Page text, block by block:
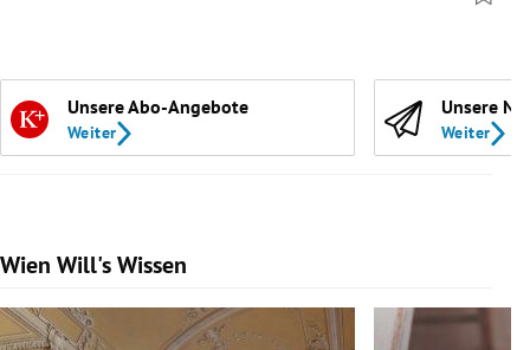
Unsere Abo-Angebote
Weiter
Unsere
Weiter
Wien Will's Wissen
Slide 1 von 139